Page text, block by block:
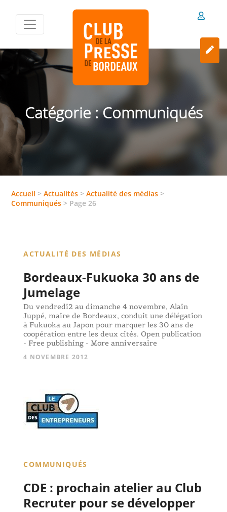
Catégorie :Communiqués
Accueil >Actualités >Actualité des médias >
Communiqués > Page 26
ACTUALITÉ DES MÉDIAS
Bordeaux-Fukuoka 30 ans de
Jumelage
Du vendredi2 au dimanche 4 novembre, Alain
Juppé, maire de Bordeaux, conduit une délégation
à Fukuoka au Japon pour marquer les 30 ans de
coopération entre les deux cités. Open publication
- Free publishing - More anniversaire
4 NOVEMBRE 2012
COMMUNIQUÉS
CDE : prochain atelier au Club
Recruter pour se développer